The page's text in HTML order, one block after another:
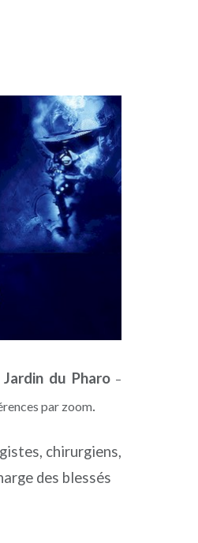
Jardin du Pharo–
par zoom.
chirurgiens,
des blessés